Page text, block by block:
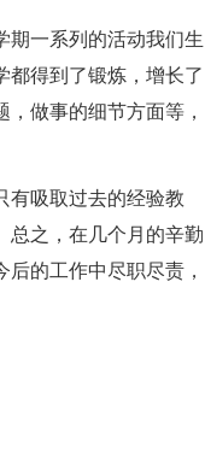
一系列的活动我们生
都得到了锻炼，增长了
做事的细节方面等，
吸取过去的经验教
总之，在几个月的辛勤
的工作中尽职尽责，